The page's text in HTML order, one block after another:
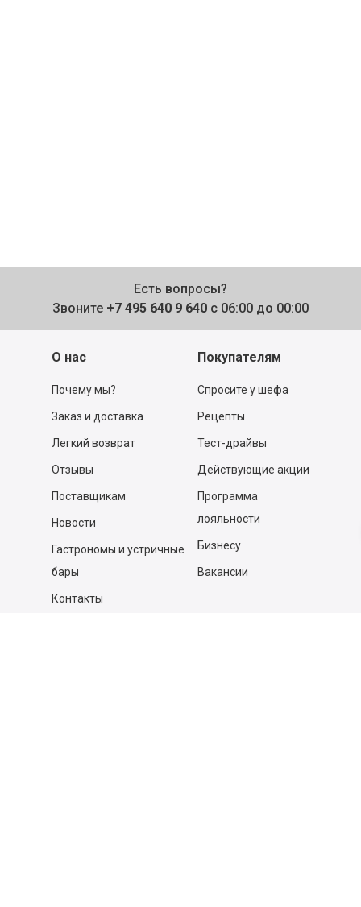
Есть вопросы?
Звоните +7 495 640 9 640 с 06:00 до 00:00
О нас
Почему мы?
Заказ и доставка
Легкий возврат
Отзывы
Поставщикам
Новости
Гастрономы и устричные
бары
Контакты
Покупателям
Спросите у шефа
Рецепты
Тест-драйвы
Действующие акции
Программа
лояльности
Бизнесу
Вакансии